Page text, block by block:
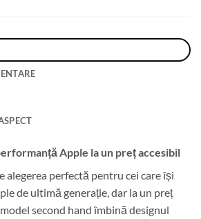
Apple la un preț accesibil
alegerea perfectă pentru cei care își
de ultimă generație, dar la un preț
second hand îmbină designul